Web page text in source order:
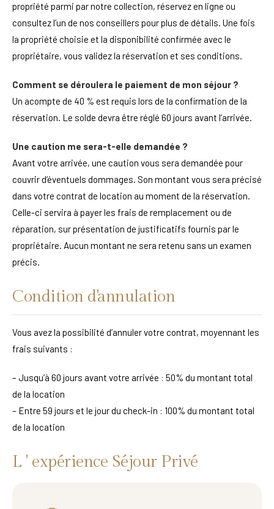
propriété parmi par notre collection, réservez en ligne ou
consultez l’un de nos conseillers pour plus de détails. Une fois
la propriété choisie et la disponibilité confirmée avec le
propriétaire, vous validez la réservation et ses conditions.
Comment se déroulera le paiement de mon séjour ?
Un acompte de 40 % est requis lors de la confirmation de la
réservation. Le solde devra être réglé 60 jours avant l’arrivée.
Une caution me sera-t-elle demandée ?
Avant votre arrivée, une caution vous sera demandée pour
couvrir d’éventuels dommages. Son montant vous sera précisé
dans votre contrat de location au moment de la réservation.
Celle-ci servira à payer les frais de remplacement ou de
réparation, sur présentation de justificatifs fournis par le
propriétaire. Aucun montant ne sera retenu sans un examen
précis.
Condition d'annulation
Vous avez la possibilité d’annuler votre contrat, moyennant les
frais suivants :
– Jusqu’à 60 jours avant votre arrivée : 50% du montant total
de la location
– Entre 59 jours et le jour du check-in : 100% du montant total
de la location
L ' expérience Séjour Privé